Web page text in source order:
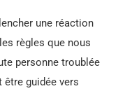
une réaction
règles que nous
personne troublée
guidée vers